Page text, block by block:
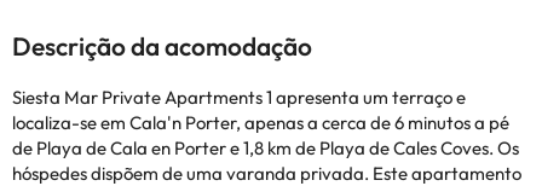
Descrição da acomodação
Siesta Mar Private Apartments 1 apresenta um terraço e
localiza-se em Cala'n Porter, apenas a cerca de 6 minutos a pé
de Playa de Cala en Porter e 1,8 km de Playa de Cales Coves. Os
hóspedes dispõem de uma varanda privada. Este apartamento